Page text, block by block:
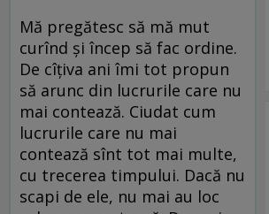
Mă pregătesc să mă mut
curînd şi încep să fac ordine.
De cîțiva ani îmi tot propun
să arunc din lucrurile care nu
mai contează. Ciudat cum
lucrurile care nu mai
contează sînt tot mai multe,
cu trecerea timpului. Dacă nu
scapi de ele, nu mai au loc